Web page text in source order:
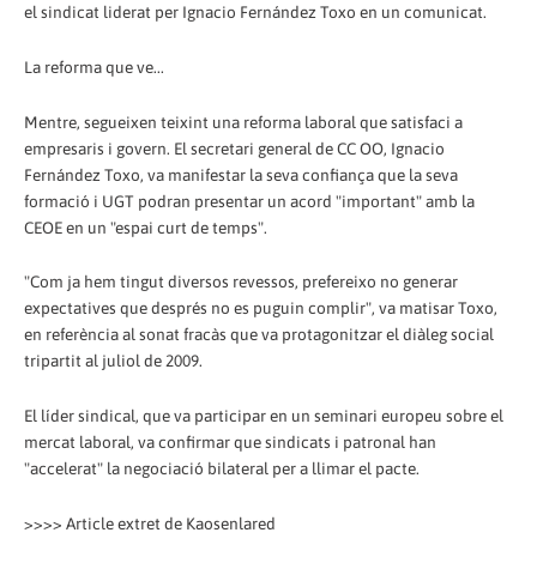
el sindicat liderat per Ignacio Fernández Toxo en un comunicat.
La reforma que ve...
Mentre, segueixen teixint una reforma laboral que satisfaci a
empresaris i govern. El secretari general de CC OO, Ignacio
Fernández Toxo, va manifestar la seva confiança que la seva
formació i UGT podran presentar un acord "important" amb la
CEOE en un "espai curt de temps".
"Com ja hem tingut diversos revessos, prefereixo no generar
expectatives que després no es puguin complir", va matisar Toxo,
en referència al sonat fracàs que va protagonitzar el diàleg social
tripartit al juliol de 2009.
El líder sindical, que va participar en un seminari europeu sobre el
mercat laboral, va confirmar que sindicats i patronal han
"accelerat" la negociació bilateral per a llimar el pacte.
>>>> Article extret de Kaosenlared